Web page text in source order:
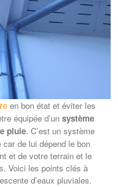
en bon état et éviter les
équipée d’un système
pluie. C’est un système
de lui dépend le bon
et de votre terrain et le
Voici les points clés à
d’eaux pluviales.